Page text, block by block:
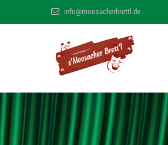
info@moosacherbrettl.de
MÜNCHNER MUNDART THEATER